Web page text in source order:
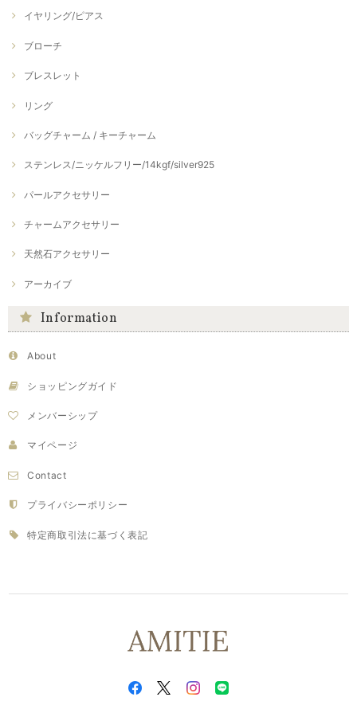
イヤリング/ピアス
ブローチ
ブレスレット
リング
バッグチャーム / キーチャーム
ステンレス/ニッケルフリー/14kgf/silver925
パールアクセサリー
チャームアクセサリー
天然石アクセサリー
アーカイブ
Information
About
ショッピングガイド
メンバーシップ
マイページ
Contact
プライバシーポリシー
特定商取引法に基づく表記